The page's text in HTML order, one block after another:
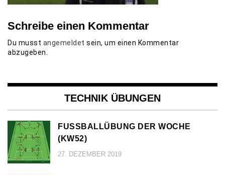
Schreibe einen Kommentar
Du musst angemeldet sein, um einen Kommentar
abzugeben.
TECHNIK ÜBUNGEN
FUSSBALLÜBUNG DER WOCHE (
KW52)
27. DEZEMBER 2019